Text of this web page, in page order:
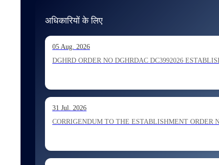
13 Jul. 2026
Allocation of Inspector recommended for appointment by
13 Jul. 2026
Allocation of Executive Assistant recommended for
अधिकारियों के लिए
05 Aug. 2026
DGHRD ORDER NO DGHRDAC DC3992026
31 Jul. 2026
CORRIGENDUM TO THE ESTABLISHMENT ORDER